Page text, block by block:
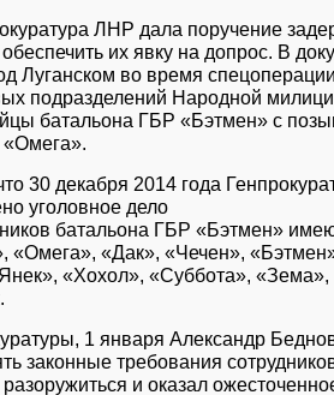
ЛНР дала поручение
их явку на допрос. В
Луганском во время
подразделений Народной
батальона ГБР «Бэтмен» с
30 декабря 2014 года
уголовное дело
батальона ГБР «Бэтмен»
«Омега», «Дак», «Чечен»,
«Хохол», «Суббота», «Зема»,
1 января Александр
законные требования
и оказал